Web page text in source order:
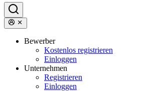
Bewerber
Kostenlos registrieren
Einloggen
Unternehmen
Registrieren
Einloggen